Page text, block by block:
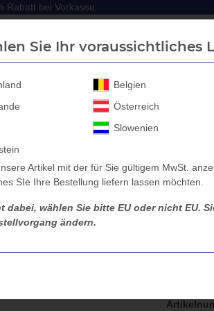
Rabatt bei Vorkasse
Rabatt bei Vorkasse
HT
Sie Ihr voraussichtliches
Belgien
Österreich
Slowenien
Artikel mit der für Sie gültigem MwSt.
SIe Ihre Bestellung liefern lassen möchten.
dabei, wählen Sie bitte EU oder nicht EU.
ändern.